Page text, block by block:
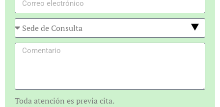
Toda atención es previa cita.